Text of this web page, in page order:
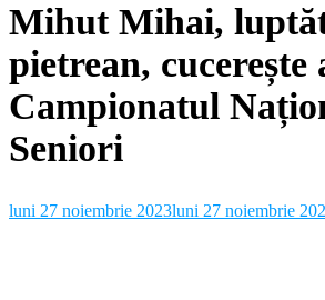
Mihut Mihai,
pietrean, cucerește
Campionatul
Seniori
luni 27 noiembrie 2023luni 27 noiembrie